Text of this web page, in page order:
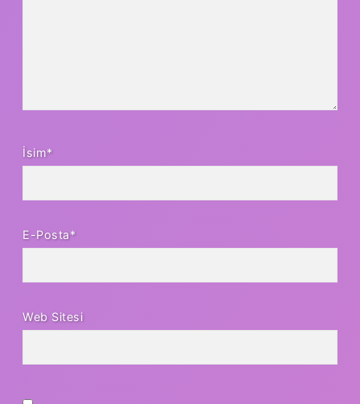
İsim*
E-Posta*
Web Sitesi